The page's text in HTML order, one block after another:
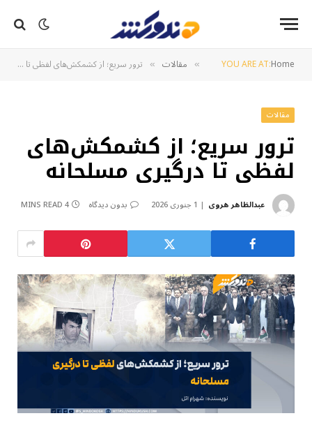
YOU ARE AT:Home
» مقالات » ترور سریع؛ از کشمکش‌های لفظی تا درگیری مسلحانه
مقالات
ترور سریع؛ از کشمکش‌های
لفظی تا درگیری مسلحانه
عبدالظاهر هروی 1 جنوری 2026 بدون دیدگاه 4 MINS READ